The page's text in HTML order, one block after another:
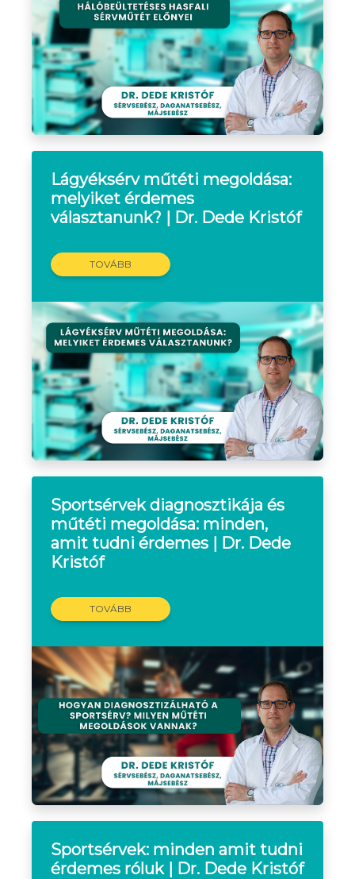
Lágyéksérv műtéti megoldása:
melyiket érdemes
választanunk? | Dr. Dede Kristóf
TOVÁBB
Sportsérvek diagnosztikája és
műtéti megoldása: minden,
amit tudni érdemes | Dr. Dede
Kristóf
TOVÁBB
Sportsérvek: minden amit tudni
érdemes róluk | Dr. Dede Kristóf